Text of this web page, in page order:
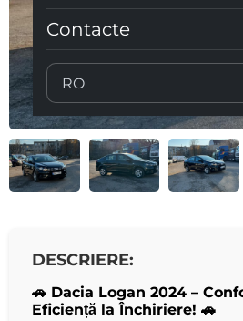
Contacte
DESCRIERE:
🚗 Dacia Logan 2024 –
Eficiență la Închiriere! 🚗